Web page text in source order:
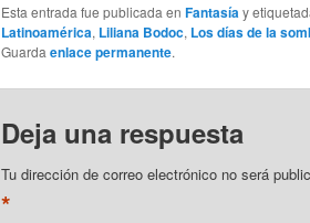
Esta entrada fue publicada en Fantasíay
Latinoamérica, Liliana Bodoc, Los días de la
Guarda enlace permanente.
Deja una respuesta
Tu dirección de correo electrónico no será
*